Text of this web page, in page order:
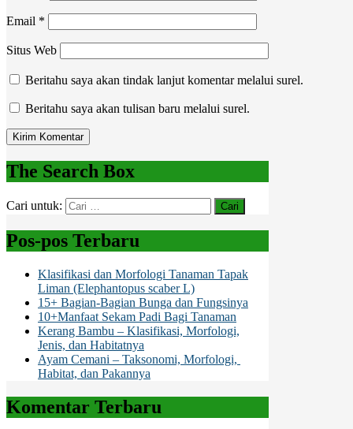
Email *
Situs Web
Beritahu saya akan tindak lanjut komentar melalui surel.
Beritahu saya akan tulisan baru melalui surel.
The Search Box
Cari untuk:
Pos-pos Terbaru
Klasifikasi dan Morfologi Tanaman Tapak
Liman (Elephantopus scaber L)
15+ Bagian-Bagian Bunga dan Fungsinya
10+Manfaat Sekam Padi Bagi Tanaman
Kerang Bambu – Klasifikasi, Morfologi,
Jenis, dan Habitatnya
Ayam Cemani – Taksonomi, Morfologi,
Habitat, dan Pakannya
Komentar Terbaru